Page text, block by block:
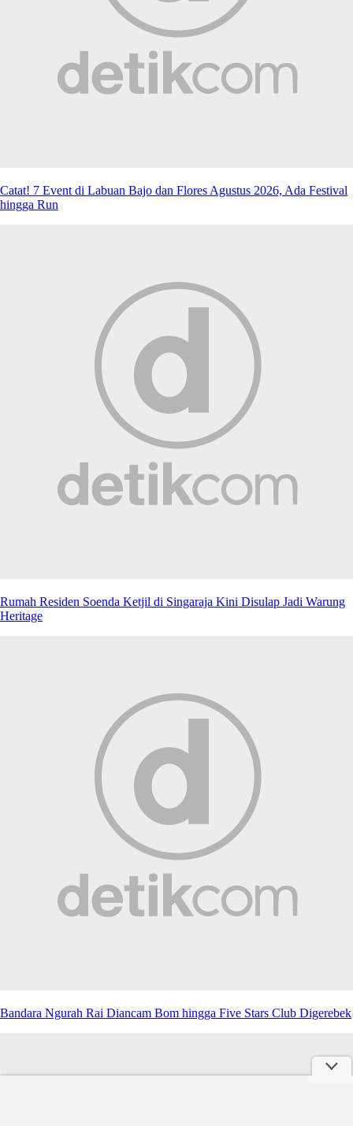
Catat! 7 Event di Labuan Bajo dan Flores Agustus 2026, Ada Festival
hingga Run
Rumah Residen Soenda Ketjil di Singaraja Kini Disulap Jadi Warung
Heritage
Bandara Ngurah Rai Diancam Bom hingga Five Stars Club Digerebek